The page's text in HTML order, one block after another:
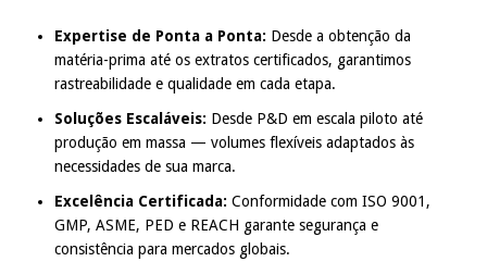
Expertise de Ponta a Ponta: Desde a obtenção da
matéria-prima até os extratos certificados, garantimos
rastreabilidade e qualidade em cada etapa.
Soluções Escaláveis: Desde P&D em escala piloto até
produção em massa — volumes flexíveis adaptados às
necessidades de sua marca.
Excelência Certificada: Conformidade com ISO 9001,
GMP, ASME, PED e REACH garante segurança e
consistência para mercados globais.